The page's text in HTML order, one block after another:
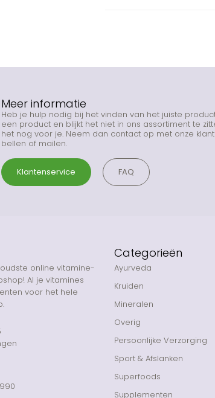
Meer informatie
Heb je hulp nodig bij het vinden van het juiste
een product en blijkt het niet in ons assortiment te
het nog voor je. Neem dan contact op met onze
bellen of mailen.
Klantenservice FAQ
online vitamine-
Al je vitamines
voor het hele
Categorieën
Ayurveda
Kruiden
Mineralen
Overig
Persoonlijke Verzorging
Sport & Afslanken
Superfoods
Supplementen